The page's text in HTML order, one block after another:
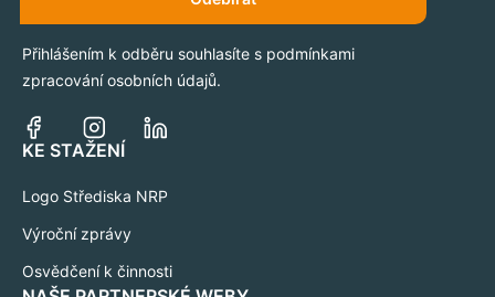
Přihlášením k odběru souhlasíte s podmínkami
zpracování osobních údajů.
KE STAŽENÍ
Logo Střediska NRP
Výroční zprávy
Osvědčení k činnosti